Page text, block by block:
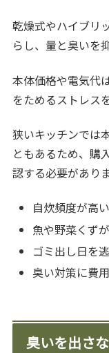
乾燥式やハイブリ
らし、量と臭いを
本体価格や電気代
をためるストレス
狭いキッチンでは
ともあるため、購
認する必要がありま
自炊頻度が高い
魚や野菜くず
ゴミ出し日を
臭い対策に費
臭いを出さ